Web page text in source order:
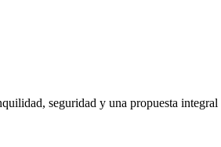
seguridad y una propuesta